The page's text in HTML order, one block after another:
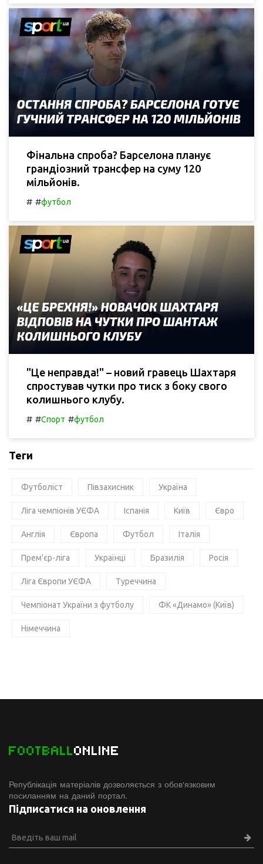
Фінальна спроба? Барселона планує
грандіозний трансфер на суму 120
мільйонів.
# #футбол
"Це неправда!" – новий гравець Шахтаря
спростував чутки про тиск з боку свого
колишнього клубу.
# #Спорт #футбол
Теги
Футболіст Півзахисник Україна
Ліга чемпіонів УЄФА Іспанія Київ Євро
Англія Європа Футбол Італія
Прем'єр-ліга Українці Бразилія Росія
Ліга Європи УЄФА Туреччина
Чемпіонат України з футболу ФК «Динамо» (Київ)
Німеччина
FOOTBALLONLINE
Републікація матеріалів дозволяється з обов'язковим
посиланням на даний портал.
Підписатися на оновлення